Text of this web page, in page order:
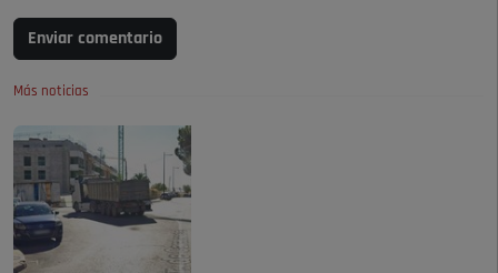
Enviar comentario
Más noticias